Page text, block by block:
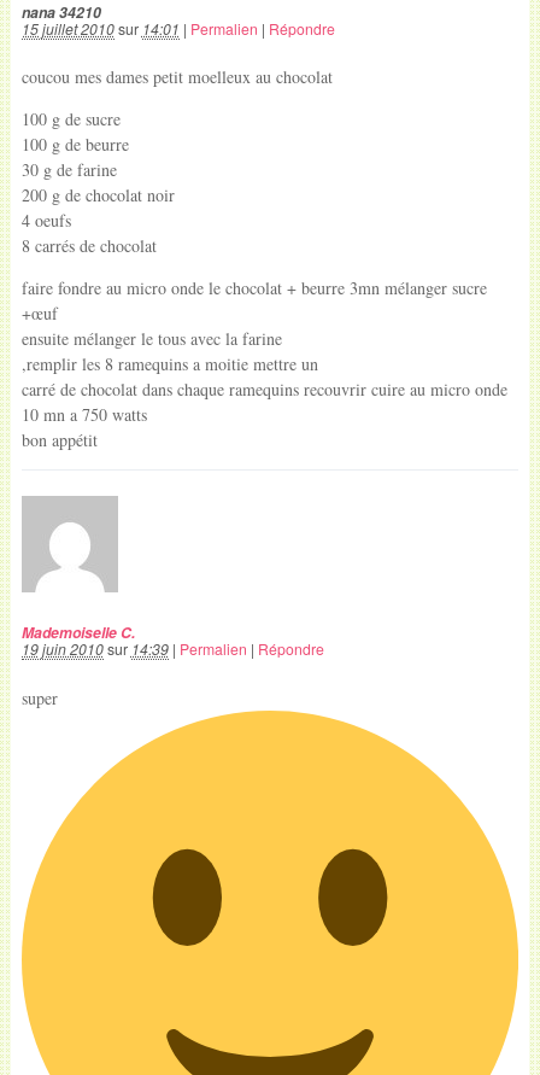
nana 34210
15 juillet 2010sur 14:01 | Permalien | Répondre
coucou mes dames petit moelleux au chocolat
100 g de sucre
100 g de beurre
30 g de farine
200 g de chocolat noir
4 oeufs
8 carrés de chocolat
faire fondre au micro onde le chocolat + beurre 3mn mélanger sucre
+œuf
ensuite mélanger le tous avec la farine
,remplir les 8 ramequins a moitie mettre un
carré de chocolat dans chaque ramequins recouvrir cuire au micro onde
10 mn a 750 watts
bon appétit
Mademoiselle C.
19 juin 2010sur 14:39| Permalien | Répondre
super